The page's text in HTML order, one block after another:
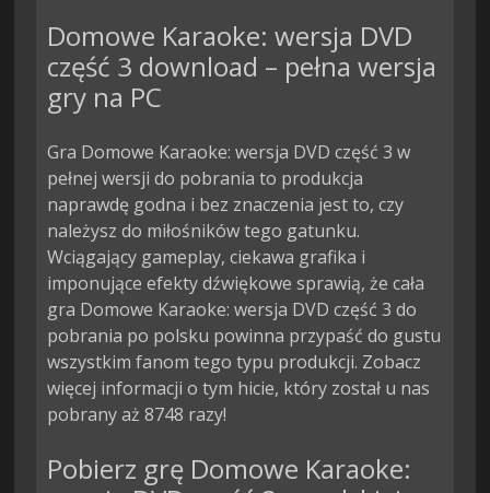
Domowe Karaoke: wersja DVD
część 3 download – pełna wersja
gry na PC
Gra Domowe Karaoke: wersja DVD część 3 w
pełnej wersji do pobrania to produkcja
naprawdę godna i bez znaczenia jest to, czy
należysz do miłośników tego gatunku.
Wciągający gameplay, ciekawa grafika i
imponujące efekty dźwiękowe sprawią, że cała
gra Domowe Karaoke: wersja DVD część 3 do
pobrania po polsku powinna przypaść do gustu
wszystkim fanom tego typu produkcji. Zobacz
więcej informacji o tym hicie, który został u nas
pobrany aż 8748 razy!
Pobierz grę Domowe Karaoke: